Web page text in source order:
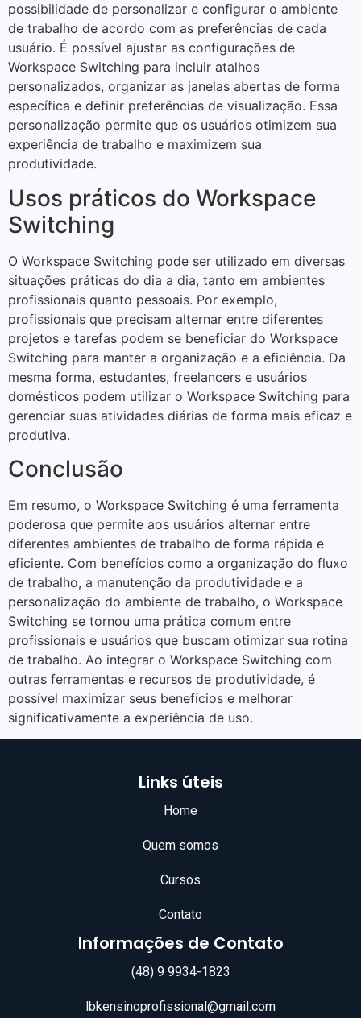
possibilidade de personalizar e configurar o ambiente
de trabalho de acordo com as preferências de cada
usuário. É possível ajustar as configurações de
Workspace Switching para incluir atalhos
personalizados, organizar as janelas abertas de forma
específica e definir preferências de visualização. Essa
personalização permite que os usuários otimizem sua
experiência de trabalho e maximizem sua
produtividade.
Usos práticos do Workspace
Switching
O Workspace Switching pode ser utilizado em diversas
situações práticas do dia a dia, tanto em ambientes
profissionais quanto pessoais. Por exemplo,
profissionais que precisam alternar entre diferentes
projetos e tarefas podem se beneficiar do Workspace
Switching para manter a organização e a eficiência. Da
mesma forma, estudantes, freelancers e usuários
domésticos podem utilizar o Workspace Switching para
gerenciar suas atividades diárias de forma mais eficaz e
produtiva.
Conclusão
Em resumo, o Workspace Switching é uma ferramenta
poderosa que permite aos usuários alternar entre
diferentes ambientes de trabalho de forma rápida e
eficiente. Com benefícios como a organização do fluxo
de trabalho, a manutenção da produtividade e a
personalização do ambiente de trabalho, o Workspace
Switching se tornou uma prática comum entre
profissionais e usuários que buscam otimizar sua rotina
de trabalho. Ao integrar o Workspace Switching com
outras ferramentas e recursos de produtividade, é
possível maximizar seus benefícios e melhorar
significativamente a experiência de uso.
Links úteis
Home
Quem somos
Cursos
Contato
Informações de Contato
(48) 9 9934-1823
lbkensinoprofissional@gmail.com